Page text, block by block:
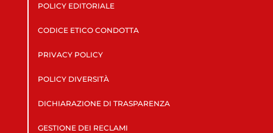
POLICY EDITORIALE
CODICE ETICO CONDOTTA
PRIVACY POLICY
POLICY DIVERSITÀ
DICHIARAZIONE DI TRASPARENZA
GESTIONE DEI RECLAMI